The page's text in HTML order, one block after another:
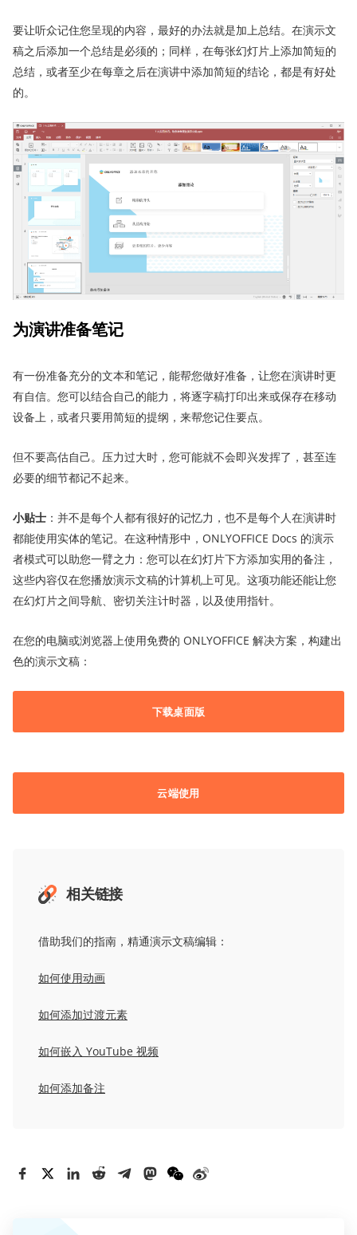
要让听众记住您呈现的内容，最好的办法就是加上总结。在演示文
稿之后添加一个总结是必须的；同样，在每张幻灯片上添加简短的
总结，或者至少在每章之后在演讲中添加简短的结论，都是有好处
的。
为演讲准备笔记
有一份准备充分的文本和笔记，能帮您做好准备，让您在演讲时更
有自信。您可以结合自己的能力，将逐字稿打印出来或保存在移动
设备上，或者只要用简短的提纲，来帮您记住要点。
但不要高估自己。压力过大时，您可能就不会即兴发挥了，甚至连
必要的细节都记不起来。
小贴士 ：并不是每个人都有很好的记忆力，也不是每个人在演讲时
都能使用实体的笔记。在这种情形中，ONLYOFFICE Docs 的演示
者模式可以助您一臂之力：您可以在幻灯片下方添加实用的备注，
这些内容仅在您播放演示文稿的计算机上可见。这项功能还能让您
在幻灯片之间导航、密切关注计时器，以及使用指针。
在您的电脑或浏览器上使用免费的 ONLYOFFICE 解决方案，构建出
色的演示文稿：
下载桌面版
云端使用
相关链接
借助我们的指南，精通演示文稿编辑：
如何使用动画
如何添加过渡元素
如何嵌入 YouTube 视频
如何添加备注